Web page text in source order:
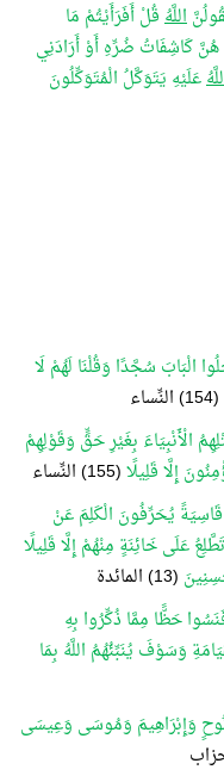
اللَّهُقُلْ أَفَرَأَيْتُمْ مَا
كَاشِفَاتُ ضُرِّهِ أَوْ أَرَادَنِي
عَلَيْهِ يَتَوَكَّلُ الْمُتَوَكِّلُونَ
الْبَابَ سُجَّدًا وَقُلْنَا لَهُمْ لَا
(154) النِّساء
الْأَنْبِيَاءَ بِغَيْرِ حَقٍّ وَقَوْلِهِمْ
إِلَّا قَلِيلًا(155) النِّساء
قَاسِيَةً يُحَرِّفُونَ الْكَلِمَ عَنْ
عَلَى خَائِنَةٍ مِنْهُمْ إِلَّا قَلِيلًا
(13) المائدة
حَظًّا مِمَّا ذُكِّرُوا بِهِ
وَسَوْفَ يُنَبِّئُهُمُ اللَّهُ بِمَا
وَإِبْرَاهِيمَ وَمُوسَى وَعِيسَى